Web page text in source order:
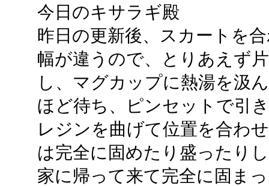
今日のキサラギ殿
昨日の更新後、スカートを
幅が違うので、とりあえず
し、マグカップに熱湯を汲
ほど待ち、ピンセットで引
レジンを曲げて位置を合わ
は完全に固めたり盛ったり
家に帰って来て完全に固ま